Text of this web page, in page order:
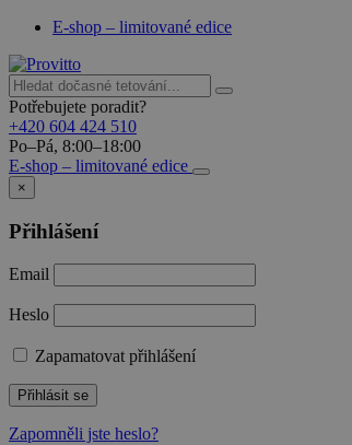
E-shop – limitované edice
Potřebujete poradit?
+420 604 424 510
Po–Pá, 8:00–18:00
E-shop – limitované edice
×
Přihlášení
Email
Heslo
Zapamatovat přihlášení
Přihlásit se
Zapomněli jste heslo?